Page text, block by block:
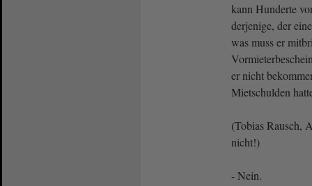
kann Hunderte
derjenige, der
was muss er
er nicht
Mietschulden
(Tobias Rausch,
nicht!)
- Nein.